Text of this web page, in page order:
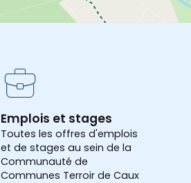
Emplois et stages
Toutes les offres d'emplois
et de stages au sein de la
Communauté de
Communes Terroir de Caux